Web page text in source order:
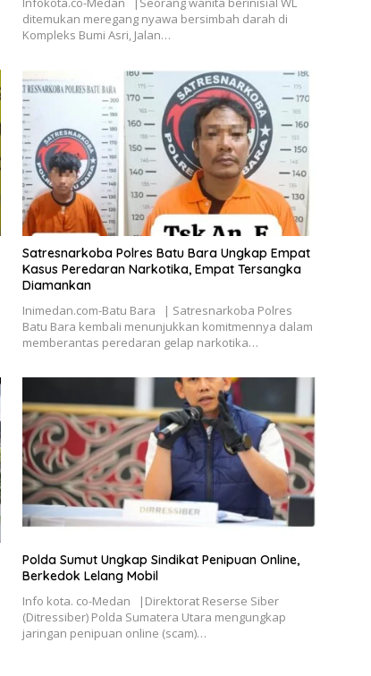
ditemukan meregang nyawa bersimbah darah di
Kompleks Bumi Asri, Jalan…
Satresnarkoba Polres Batu Bara Ungkap Empat
Kasus Peredaran Narkotika, Empat Tersangka
Diamankan
Inimedan.com-Batu Bara | Satresnarkoba Polres
Batu Bara kembali menunjukkan komitmennya dalam
memberantas peredaran gelap narkotika…
Polda Sumut Ungkap Sindikat Penipuan Online,
Berkedok Lelang Mobil
Info kota. co-Medan |Direktorat Reserse Siber
(Ditressiber) Polda Sumatera Utara mengungkap
jaringan penipuan online (scam)…